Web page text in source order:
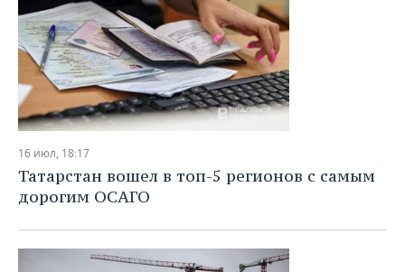
16 июл, 18:17
Татарстан вошел в топ-5 регионов с самым
дорогим ОСАГО